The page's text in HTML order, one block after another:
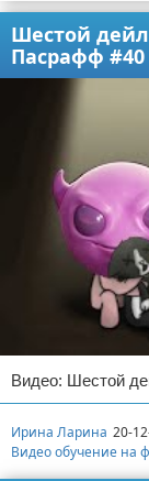
Шестой
Пасрафф
Видео: Шестой
Ирина Ларина 20-
Видео обучение на